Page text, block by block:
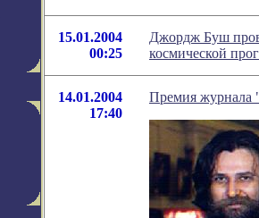
15.01.2004
00:25
Джордж Буш
космической
14.01.2004
17:40
Премия журнала